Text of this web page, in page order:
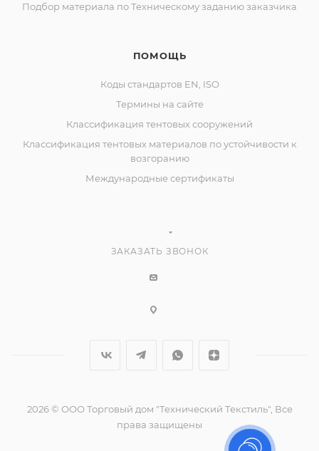
Подбор материала по Техническому заданию заказчика
ПОМОЩЬ
Коды стандартов EN, ISO
Термины на сайте
Классификация тентовых сооружений
Классификация тентовых материалов по устойчивости к
возгоранию
Международные сертификаты
ЗАКАЗАТЬ ЗВОНОК
2026 © ООО Торговый дом "Технический Текстиль", Все
права защищены